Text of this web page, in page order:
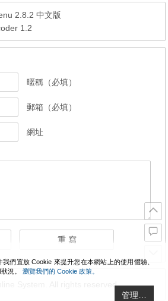
2.8.2 中文版
1.2
暱稱（必填）
郵箱（必填）
網址
System. All rights reserved.
們置放 Cookie 來提升您在本網站上的使用體驗、
況。 瀏覽我們的 Cookie 政策。
管理…